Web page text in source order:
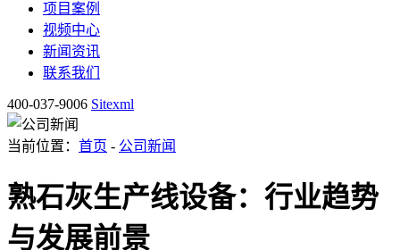
项目案例
视频中心
新闻资讯
联系我们
400-037-9006 Sitexml
当前位置： 首页 - 公司新闻
熟石灰生产线设备：行业趋势
与发展前景